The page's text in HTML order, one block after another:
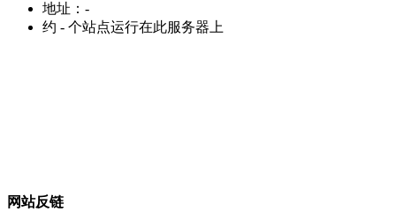
地址： -
约 - 个站点运行在此服务器上
网站反链